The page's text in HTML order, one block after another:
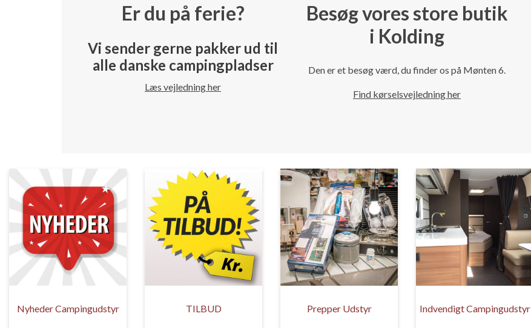
Er du på ferie?
Vi sender gerne pakker ud til
alle danske campingpladser
Læs vejledning her
Besøg vores store butik
i Kolding
Den er et besøg værd, du finder os på Mønten 6.
Find kørselsvejledning her
Nyheder Campingudstyr TILBUD Prepper Udstyr Indvendigt Campingudstyr